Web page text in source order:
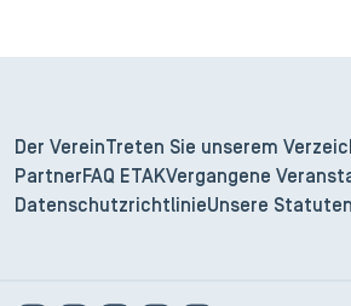
Der Verein Treten Sie unserem
Partner FAQ ETAKVergangene
DatenschutzrichtlinieUnsere Statuten